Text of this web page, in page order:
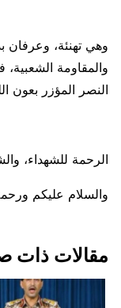
وهي تهنئة، وعرفان
والمقاومة
النصر المؤزر بعون
الرحمة للشهداء،
والسلام عليكم
مقالات ذات